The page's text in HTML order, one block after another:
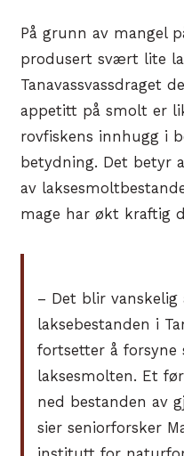
På grunn av mangel
produsert svært lite
Tanavassvassdraget
appetitt på smolt er
rovfiskens innhugg i
betydning. Det betyr
av
mage har økt kraftig
– Det blir vanskelig
laksebestanden i
fortsetter å forsyne
laksesmolten. Et
ned bestanden av
sier seniorforsker